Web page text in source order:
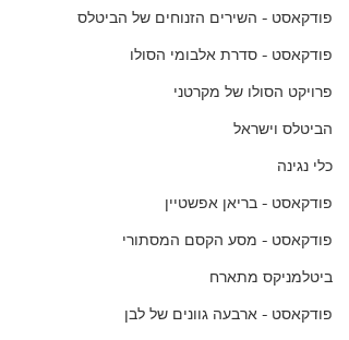
פודקאסט - השירים הזנוחים של הביטלס
פודקאסט - סדרת אלבומי הסולו
פרויקט הסולו של מקרטני
הביטלס וישראל
כלי נגינה
פודקאסט - בריאן אפשטיין
פודקאסט - מסע הקסם המסתורי
ביטלמניקס מתארח
פודקאסט - ארבעה גוונים של לבן